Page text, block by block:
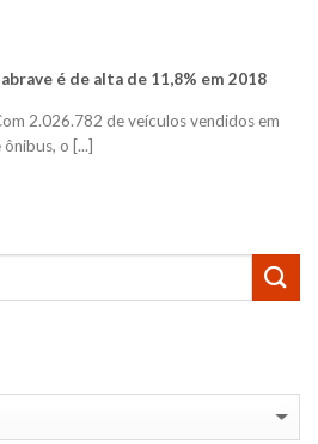
é de alta de 11,8% em 2018
2.026.782 de veículos vendidos em
o [...]